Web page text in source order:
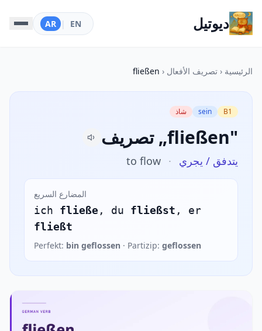
ديوتيل EN
|
AR
الرئيسية ‹ تصريف الأفعال ‹
fließen
B1
sein شاذ
تصريف „fließen"
يتدفق / يجري ·
to flow
المضارع السريع
ich fließe , du fließst , er
fließt
Perfekt: bin geflossen · Partizip: geflossen